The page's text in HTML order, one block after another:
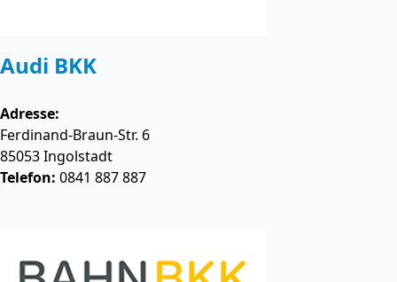
Audi BKK
Adresse:
Ferdinand-Braun-Str. 6
85053Ingolstadt
Telefon: 0841 887 887